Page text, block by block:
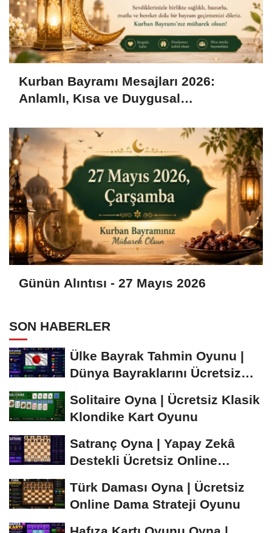
Kurban Bayramı Mesajları 2026:
Anlamlı, Kısa ve Duygusal
Günün Alıntısı - 27 Mayıs 2026
SON HABERLER
Ülke Bayrak Tahmin Oyunu |
Dünya Bayraklarını Ücretsiz
Solitaire Oyna | Ücretsiz Klasik
Klondike Kart Oyunu
Satranç Oyna | Yapay Zekâ
Destekli Ücretsiz Online
Türk Daması Oyna | Ücretsiz
Online Dama Strateji Oyunu